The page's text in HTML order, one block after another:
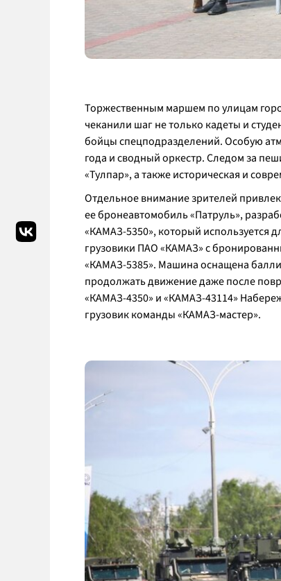
Торжественным маршем по улицам
чеканили шаг не только кадеты и
бойцы спецподразделений. Особую
года и сводный оркестр. Следом за
«Тулпар», а также историческая и
Отдельное внимание зрителей
ее бронеавтомобиль «Патруль»,
«КАМАЗ-5350», который используется
грузовики ПАО «КАМАЗ» с
«КАМАЗ-5385». Машина оснащена
продолжать движение даже после
«КАМАЗ-4350» и «КАМАЗ-43114»
грузовик команды «КАМАЗ-мастер».